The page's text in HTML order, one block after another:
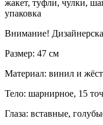
жакет, туфли, чулки,
упаковка
Внимание!
Размер: 47 см
Материал: винил и
Тело: шарнирное, 15
Глаза: вставные,